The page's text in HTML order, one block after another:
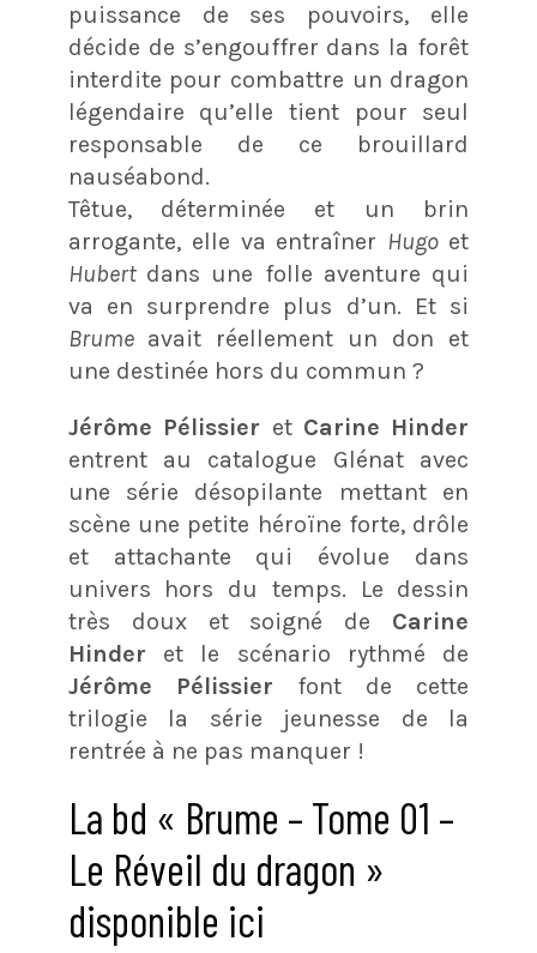
puissance de ses pouvoirs, elle
décide de s’engouffrer dans la forêt
interdite pour combattre un dragon
légendaire qu’elle tient pour seul
responsable de ce brouillard
nauséabond.
Têtue, déterminée et un brin
arrogante, elle va entraîner Hugo et
Hubert dans une folle aventure qui
va en surprendre plus d’un. Et si
Brume avait réellement un don et
une destinée hors du commun ?
Jérôme Pélissier et Carine Hinder
entrent au catalogue Glénat avec
une série désopilante mettant en
scène une petite héroïne forte, drôle
et attachante qui évolue dans
univers hors du temps. Le dessin
très doux et soigné de Carine
Hinder et le scénario rythmé de
Jérôme Pélissier font de cette
trilogie la série jeunesse de la
rentrée à ne pas manquer !
La bd « Brume – Tome 01 –
Le Réveil du dragon »
disponible ici